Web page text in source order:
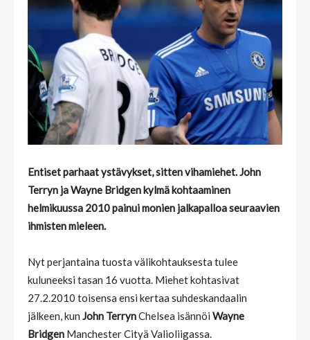
Entiset parhaat ystävykset, sitten vihamiehet. John
Terryn ja Wayne Bridgen kylmä kohtaaminen
helmikuussa 2010 painui monien jalkapalloa seuraavien
ihmisten mieleen.
Nyt perjantaina tuosta välikohtauksesta tulee
kuluneeksi tasan 16 vuotta. Miehet kohtasivat
27.2.2010 toisensa ensi kertaa suhdeskandaalin
jälkeen, kun John TerrynChelsea isännöi Wayne
Bridgen Manchester Cityä Valioliigassa.